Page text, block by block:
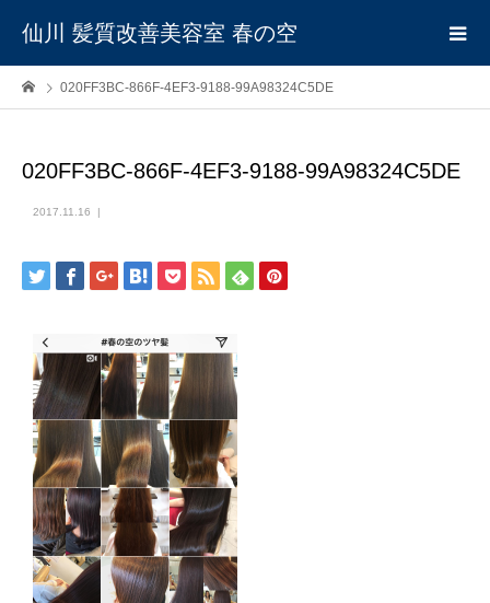
仙川 髪質改善美容室 春の空
020FF3BC-866F-4EF3-9188-99A98324C5DE
020FF3BC-866F-4EF3-9188-99A98324C5DE
2017.11.16